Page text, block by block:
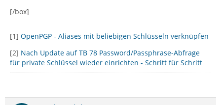
[/box]
[1] OpenPGP - Aliases mit beliebigen Schlüsseln verknüpfen
[2] Nach Update auf TB 78 Password/Passphrase-Abfrage
für private Schlüssel wieder einrichten - Schritt für Schritt